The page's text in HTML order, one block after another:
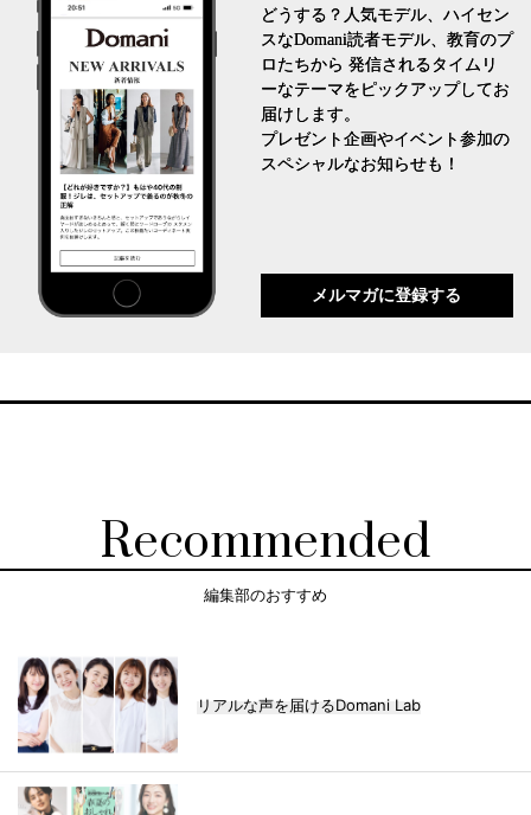
どうする？人気モデル、ハイセン
スなDomani読者モデル、教育のプ
ロたちから 発信されるタイムリ
ーなテーマをピックアップしてお
届けします。
プレゼント企画やイベント参加の
スペシャルなお知らせも！
メルマガに登録する
Recommended
編集部のおすすめ
リアルな声を届けるDomani Lab